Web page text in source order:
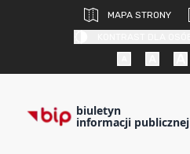
MAPA STRONY
biuletyn
informacji publicznej